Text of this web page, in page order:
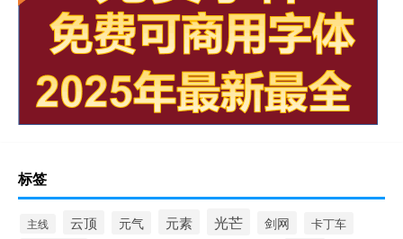
标签
主线 云顶 元气 元素 光芒 剑网 卡丁车